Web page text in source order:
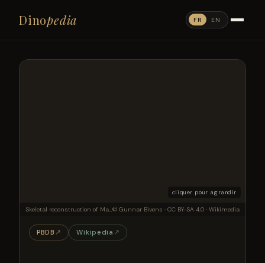
Dinopedia FR EN
cliquer pour agrandir
Skeletal reconstruction of Maraapunisaurus fragillimus, with restored dorsal vertebra in posterior view. Scaled from Lavocatisaurus, Agustinia, Comahuesaurus, Amazonsaurus, &amp; other basal rebbachisaurids, with neck extended allometrically following Stevens &amp; Parrish (2006). Human silhouette is myself.© Gunnar Bivens · CC BY-SA 4.0 · Wikimedia
PBDB ↗ Wikipedia ↗